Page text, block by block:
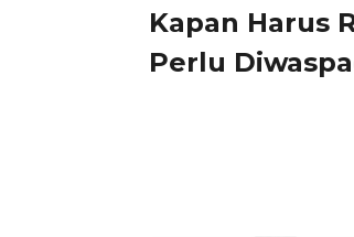
Kapan Harus
Perlu